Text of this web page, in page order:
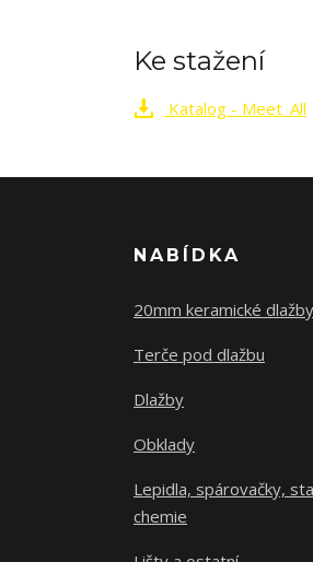
Ke stažení
Katalog - Meet_All
NABÍDKA
20mm keramické
Terče pod dlažbu
Dlažby
Obklady
Lepidla, spárovačky,
chemie